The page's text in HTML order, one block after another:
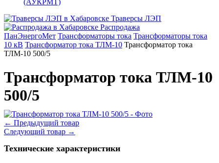
(АУКРМТ)
Траверсы ЛЭП
Распродажа
ПанЭнергоМет Трансформаторы тока Трансформаторы тока
10 кВ Трансформатор тока ТЛМ-10 Трансформатор тока
ТЛМ-10 500/5
Трансформатор тока ТЛМ-10
500/5
← Предыдущий товар
Следующий товар →
Технические характеристики